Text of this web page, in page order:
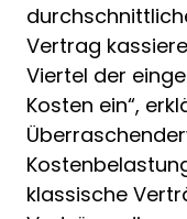
Vertrag
Viertel der
Kosten ein“,
klassische